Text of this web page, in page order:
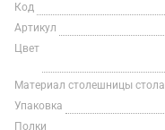
Код
Артикул
Цвет
Материал столешницы стола
Упаковка
Полки